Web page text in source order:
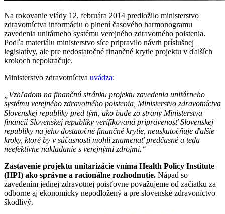
Na rokovanie vlády 12. februára 2014 predložilo ministerstvo
zdravotníctva informáciu o plnení časového harmonogramu
zavedenia unitárneho systému verejného zdravotného poistenia.
Podľa materiálu ministerstvo síce pripravilo návrh príslušnej
legislatívy, ale pre nedostatočné finančné krytie projektu v ďalších
krokoch nepokračuje.
Ministerstvo zdravotníctva uvádza:
„Vzhľadom na finančnú stránku projektu zavedenia unitárneho
systému verejného zdravotného poistenia, Ministerstvo zdravotníctva
Slovenskej republiky pred tým, ako bude zo strany Ministerstva
financií Slovenskej republiky verifikovaná pripravenosť Slovenskej
republiky na jeho dostatočné finančné krytie, neuskutočňuje ďalšie
kroky, ktoré by v súčasnosti mohli znamenať predčasné a teda
neefektívne nakladanie s verejnými zdrojmi.“
Zastavenie projektu unitarizácie vníma Health Policy Institute
(HPI) ako správne a racionálne rozhodnutie. Nápad so
zavedením jednej zdravotnej poisťovne považujeme od začiatku za
odborne aj ekonomicky nepodložený a pre slovenské zdravoníctvo
škodlivý.